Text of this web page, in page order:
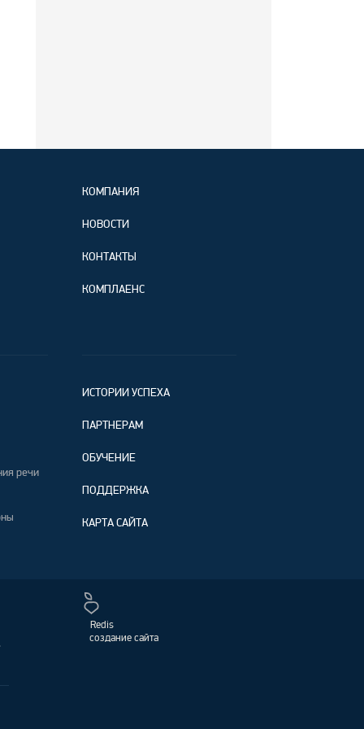
КОМПАНИЯ
НОВОСТИ
КОНТАКТЫ
КОМПЛАЕНС
речи
ИСТОРИИ УСПЕХА
ПАРТНЕРАМ
ОБУЧЕНИЕ
ПОДДЕРЖКА
КАРТА САЙТА
Redis
создание сайта